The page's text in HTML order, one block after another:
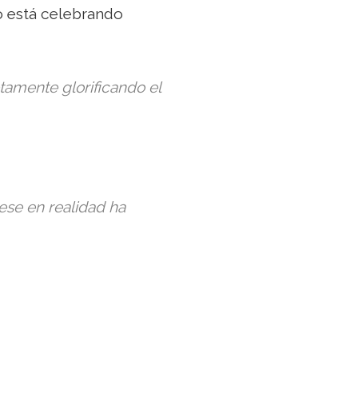
está celebrando
glorificando el
en realidad ha